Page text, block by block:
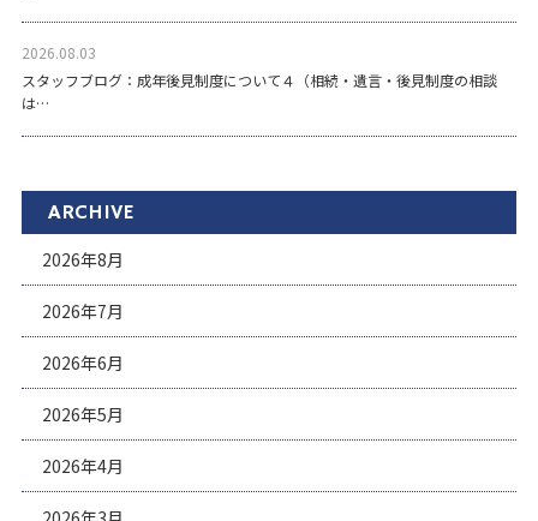
2026.08.03
スタッフブログ：成年後見制度について４（相続・遺言・後見制度の相談
は…
ARCHIVE
2026年8月
2026年7月
2026年6月
2026年5月
2026年4月